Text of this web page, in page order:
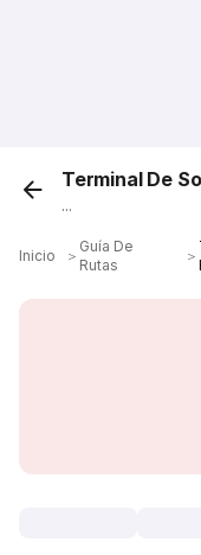
Terminal De
...
Inicio ＞
Guía De
Rutas
＞